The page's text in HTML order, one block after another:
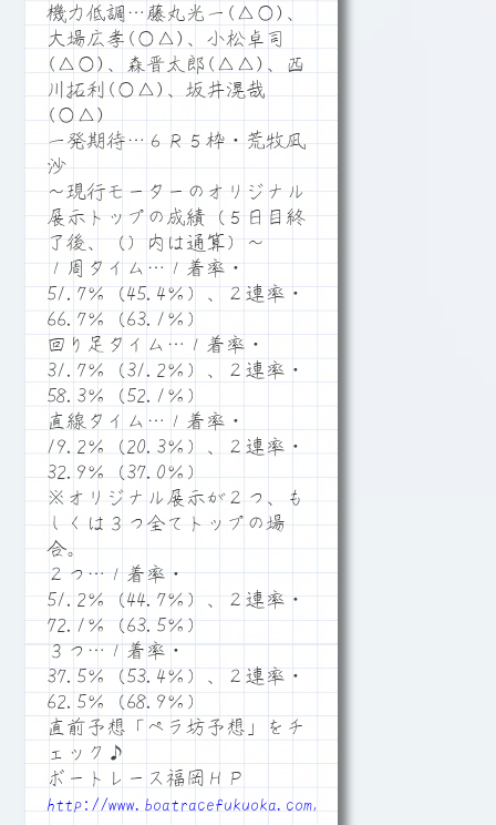
機力低調…藤丸光一(△○)、
大場広孝(○△)、小松卓司
(△○)、森晋太郎(△△)、西
川拓利(○△)、坂井滉哉
(○△)
一発期待…６Ｒ５枠・荒牧凪
沙
～現行モーターのオリジナル
展示トップの成績（５日目終
了後、（）内は通算）～
１周タイム…１着率・
51.7％（45.4％）、２連率・
66.7％（63.1％）
回り足タイム…１着率・
31.7％（31.2％）、２連率・
58.3％（52.1％）
直線タイム…１着率・
19.2％（20.3％）、２連率・
32.9％（37.0％）
※オリジナル展示が２つ、も
しくは３つ全てトップの場
合。
２つ…１着率・
51.2％（44.7％）、２連率・
72.1％（63.5％）
３つ…１着率・
37.5％（53.4％）、２連率・
62.5％（68.9％）
直前予想「ペラ坊予想」をチ
ェック♪
ボートレース福岡ＨＰ
http://www.boatracefukuoka.com/